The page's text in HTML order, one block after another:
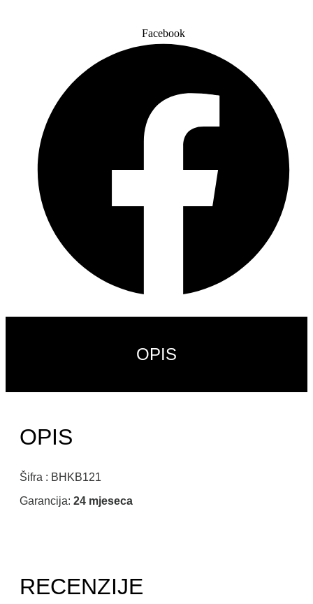
Facebook
OPIS
OPIS
Šifra : BHKB121
Garancija: 24 mjeseca
RECENZIJE